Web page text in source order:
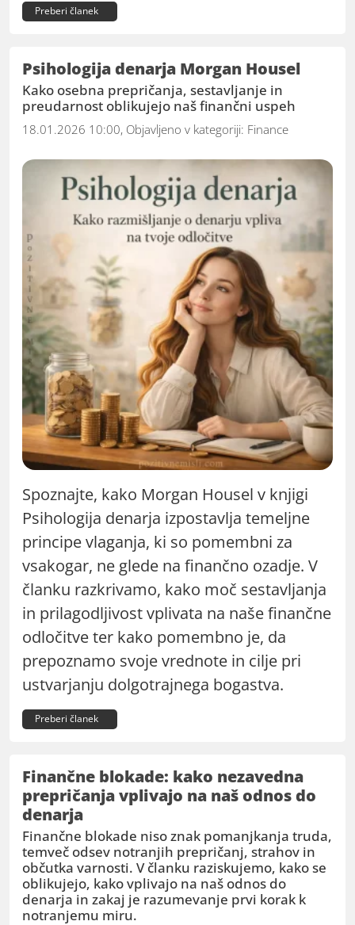
Preberi članek
Psihologija denarja Morgan Housel
Kako osebna prepričanja, sestavljanje in
preudarnost oblikujejo naš finančni uspeh
18.01.2026 10:00, Objavljeno v kategoriji: Finance
Spoznajte, kako Morgan Housel v knjigi
Psihologija denarja izpostavlja temeljne
principe vlaganja, ki so pomembni za
vsakogar, ne glede na finančno ozadje. V
članku razkrivamo, kako moč sestavljanja
in prilagodljivost vplivata na naše finančne
odločitve ter kako pomembno je, da
prepoznamo svoje vrednote in cilje pri
ustvarjanju dolgotrajnega bogastva.
Preberi članek
Finančne blokade: kako nezavedna
prepričanja vplivajo na naš odnos do
denarja
Finančne blokade niso znak pomanjkanja truda,
temveč odsev notranjih prepričanj, strahov in
občutka varnosti. V članku raziskujemo, kako se
oblikujejo, kako vplivajo na naš odnos do
denarja in zakaj je razumevanje prvi korak k
notranjemu miru.